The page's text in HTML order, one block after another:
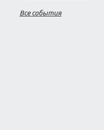
Все события